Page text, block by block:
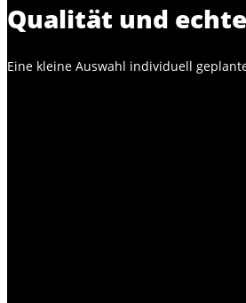
Qualität und
Eine kleine Auswahl individuell